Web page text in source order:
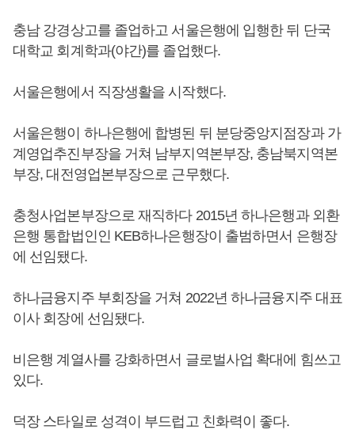
충남 강경상고를 졸업하고 서울은행에 입행한 뒤 단국
대학교 회계학과(야간)를 졸업했다.
서울은행에서 직장생활을 시작했다.
서울은행이 하나은행에 합병된 뒤 분당중앙지점장과 가
계영업추진부장을 거쳐 남부지역본부장, 충남북지역본
부장, 대전영업본부장으로 근무했다.
충청사업본부장으로 재직하다 2015년 하나은행과 외환
은행 통합법인인 KEB하나은행장이 출범하면서 은행장
에 선임됐다.
하나금융지주 부회장을 거쳐 2022년 하나금융지주 대표
이사 회장에 선임됐다.
비은행 계열사를 강화하면서 글로벌사업 확대에 힘쓰고
있다.
덕장 스타일로 성격이 부드럽고 친화력이 좋다.